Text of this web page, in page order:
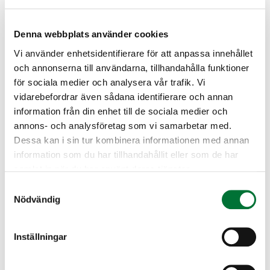
Denna webbplats använder cookies
Vi använder enhetsidentifierare för att anpassa innehållet
och annonserna till användarna, tillhandahålla funktioner
för sociala medier och analysera vår trafik. Vi
vidarebefordrar även sådana identifierare och annan
information från din enhet till de sociala medier och
annons- och analysföretag som vi samarbetar med.
Dessa kan i sin tur kombinera informationen med annan
information som du har tillhandahållit eller som de har
Nödvändig
Inställningar
Näring och skydd för fåglarna
En välmående viltskog ger skogshönsfåglarna rikligt med
föda och skydd. Skogshönsfåglarna trivs i blandskog där
trädbeståndets storlek och täthet varierar. Idealet är en skog
Blåbär är den viktigaste näringsväxten för skogshönsfåglar.
enhetligt bestånd av blåbärsris som erbjuder skydd och
levande föda i form av insekter som lever på blåbärsbladen.
Skogshönsfåglar trivs i de skiktade övergångszonerna